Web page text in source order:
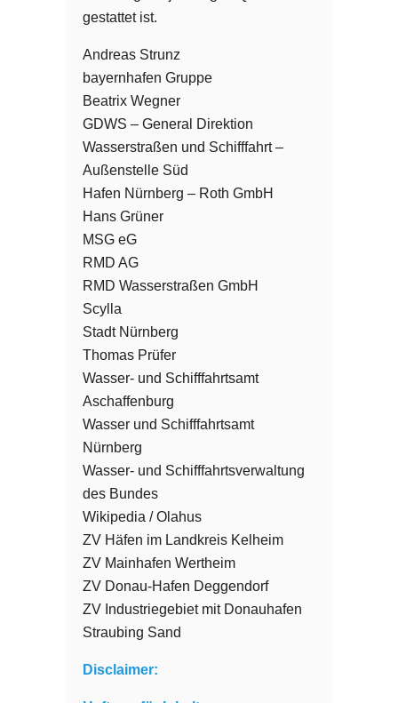
gestattet ist.
Andreas Strunz
bayernhafen Gruppe
Beatrix Wegner
GDWS – General Direktion
Wasserstraßen und Schifffahrt –
Außenstelle Süd
Hafen Nürnberg – Roth GmbH
Hans Grüner
MSG eG
RMD AG
RMD Wasserstraßen GmbH
Scylla
Stadt Nürnberg
Thomas Prüfer
Wasser- und Schifffahrtsamt
Aschaffenburg
Wasser und Schifffahrtsamt
Nürnberg
Wasser- und Schifffahrtsverwaltung
des Bundes
Wikipedia / Olahus
ZV Häfen im Landkreis Kelheim
ZV Mainhafen Wertheim
ZV Donau-Hafen Deggendorf
ZV Industriegebiet mit Donauhafen
Straubing Sand
Disclaimer: